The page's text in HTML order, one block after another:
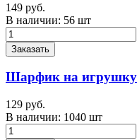
149 руб.
В наличии: 56 шт
Заказать
Шарфик на игрушку
129 руб.
В наличии: 1040 шт